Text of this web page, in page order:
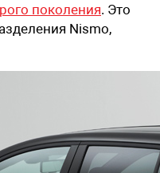
поколения. Это
Nismo,